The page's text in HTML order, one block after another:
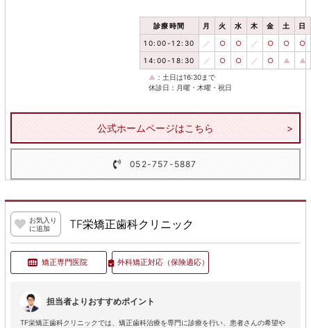
診療時間 月 火 水 木 金 土 日
10:00-12:30 ／ ○ ○ ／ ○ ○ ○
14:00-18:30 ／ ○ ○ ／ ○ ▲ ▲
▲ ：土日は16:30まで
休診日：月曜・木曜・祝日
公式ホームページはこちら
052-757-5887
お気入り
に追加
TF栄矯正歯科クリニック
矯正専門医院 外科矯正対応（保険適応）
担当者よりおすすめポイント
TF栄矯正歯科クリニックでは、矯正歯科治療を専門に診療を行い、患者さんの希望や